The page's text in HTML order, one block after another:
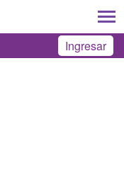
Ingresar